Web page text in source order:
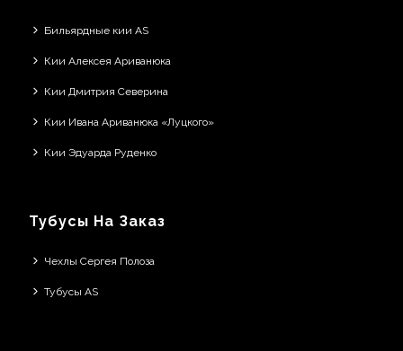
Бильярдные кии AS
Кии Алексея Ариванюка
Кии Дмитрия Северина
Кии Ивана Ариванюка «Луцкого»
Кии Эдуарда Руденко
Тубусы На Заказ
Чехлы Сергея Полоза
Тубусы AS